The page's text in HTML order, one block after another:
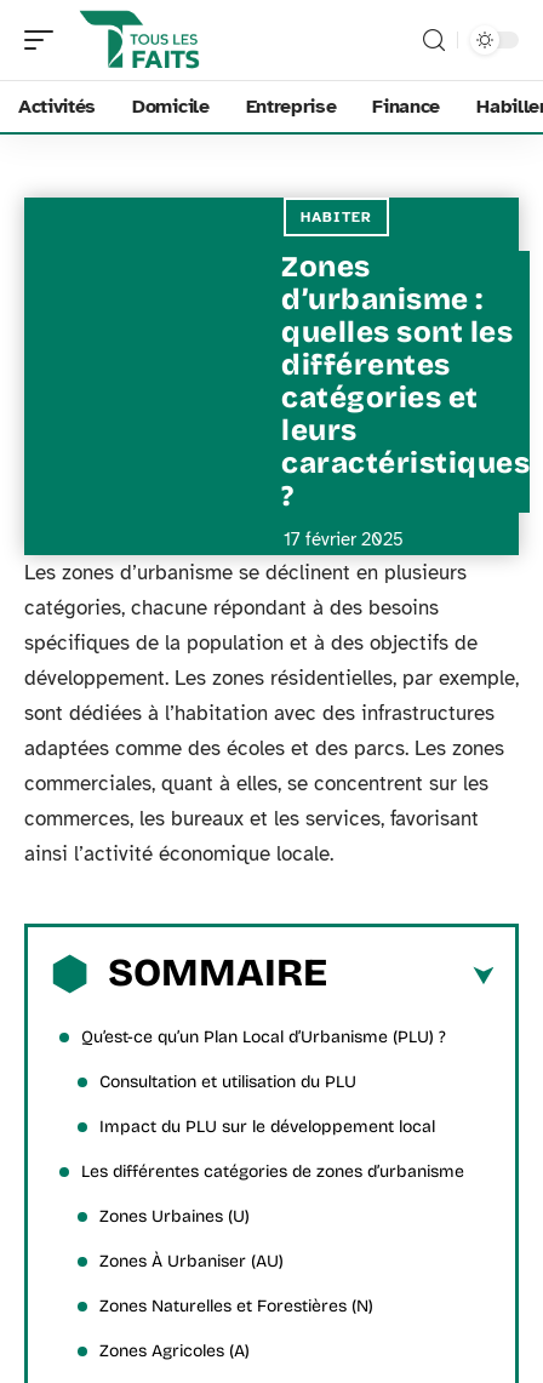
Activités Domicile Entreprise Finance
HABITER
Zones
d’urbanisme :
quelles sont les
différentes
catégories et
leurs
caractéristiques
?
17 février 2025
Les zones d’urbanisme se déclinent en plusieurs
catégories, chacune répondant à des besoins
spécifiques de la population et à des objectifs de
développement. Les zones résidentielles, par exemple,
sont dédiées à l’habitation avec des infrastructures
adaptées comme des écoles et des parcs. Les zones
commerciales, quant à elles, se concentrent sur les
commerces, les bureaux et les services, favorisant
ainsi l’activité économique locale.
SOMMAIRE
Qu’est-ce qu’un Plan Local d’Urbanisme (PLU) ?
Consultation et utilisation du PLU
Impact du PLU sur le développement local
Les différentes catégories de zones d’urbanisme
Zones Urbaines (U)
Zones À Urbaniser (AU)
Zones Naturelles et Forestières (N)
Zones Agricoles (A)